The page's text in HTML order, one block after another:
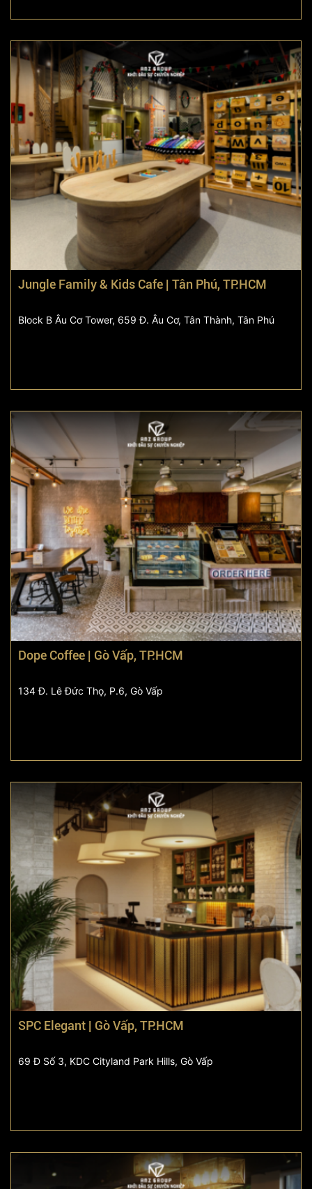
Jungle Family & Kids Cafe | Tân Phú, TP.HCM
Block B Âu Cơ Tower, 659 Đ. Âu Cơ, Tân Thành, Tân Phú
Dope Coffee | Gò Vấp, TP.HCM
134 Đ. Lê Đức Thọ, P.6, Gò Vấp
SPC Elegant | Gò Vấp, TP.HCM
69 Đ Số 3, KDC Cityland Park Hills, Gò Vấp